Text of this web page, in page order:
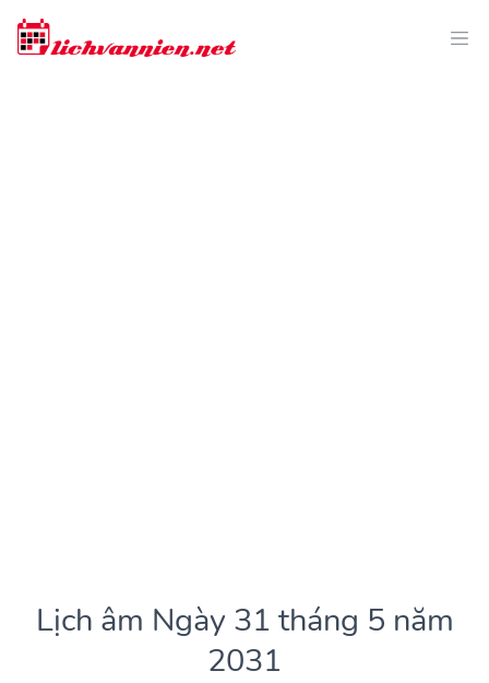
Lịch âm Ngày 31 tháng 5 năm
2031